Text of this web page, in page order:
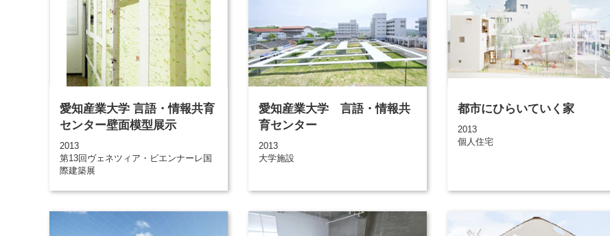
愛知産業大学 言語・情報共育
センター壁面模型展示
2013
第13回ヴェネツィア・ビエンナーレ国
際建築展
愛知産業大学 言語・情報共
育センター
2013
大学施設
都市にひらいていく家
2013
個人住宅